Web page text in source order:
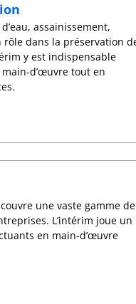
assainissement,
dans la préservation
y est indispensable
d’œuvre tout en
une vaste gamme de
L’intérim joue un
en main-d’œuvre